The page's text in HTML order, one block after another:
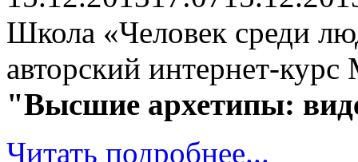
Школа «Человек среди
авторский интернет-
"Высшие архетипы:
Читать подробнее...